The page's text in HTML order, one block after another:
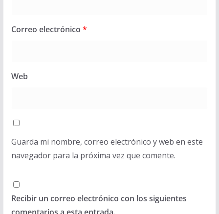
Correo electrónico *
Web
Guarda mi nombre, correo electrónico y web en este
navegador para la próxima vez que comente.
Recibir un correo electrónico con los siguientes